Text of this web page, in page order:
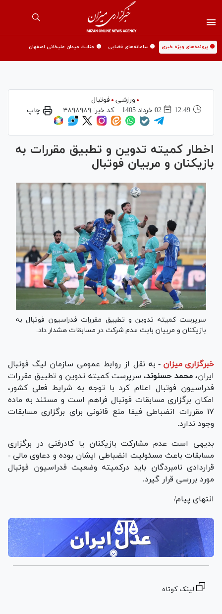
🟡 پرونده‌های ویژه خبری 🟡 سامانه‌های قضایی 🟡 جنایت میدان علیخانی اصفهان
ورزشی
فوتبال
12:49
02 خرداد 1405 کد خبر: ۴۸۹۸۹۸۹ چاپ
اخطار کمیته تدوین و تطبیق مقررات به
بازیکنان و مربیان فوتبال
سرپرست کمیته تدوین و تطبیق مقررات فدراسیون فوتبال به
بازیکنان و مربیان بابت عدم شرکت در مسابقات هشدار داد.
خبرگزاری میزان - به نقل از روابط عمومی سازمان لیگ فوتبال
ایران،محمد حسنوند، سرپرست کمیته تدوین و تطبیق مقررات
فدراسیون فوتبال اعلام کرد با توجه به شرایط فعلی کشور،
امکان برگزاری مسابقات فوتبال فراهم است و مستند به ماده
۱۷ مقررات انضباطی فیفا منع قانونی برای برگزاری مسابقات
وجود ندارد.
بدیهی است عدم مشارکت بازیکنان یا کادرفنی در برگزاری
مسابقات باعث مسئولیت انضباطی ایشان بوده و دعاوی مالی -
قراردادی نامبردگان باید درکمیته وضعیت فدراسیون فوتبال
مورد بررسی قرار گیرد.
انتهای پیام/
لینک کوتاه